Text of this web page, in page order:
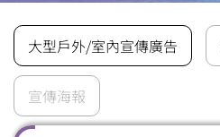
大型戶外/室內宣傳廣告
宣傳海報